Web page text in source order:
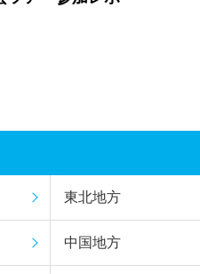
東北地方
中国地方